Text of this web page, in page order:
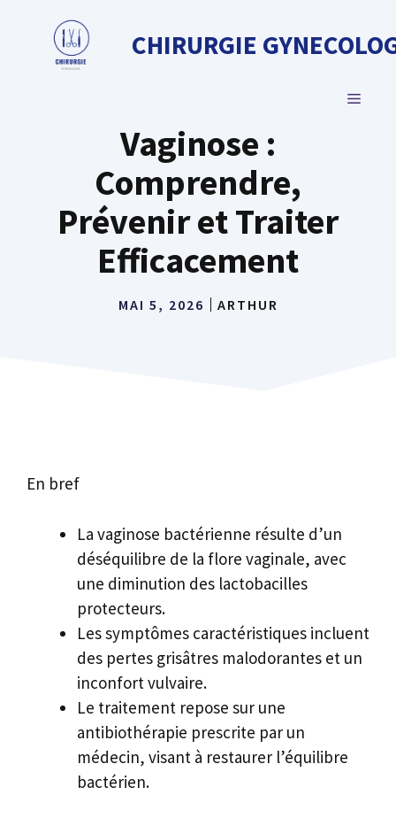
contenu
CHIRURGIE
MENU
Vaginose :
Comprendre,
Prévenir et Traiter
Efficacement
MAI 5, 2026 ARTHUR
En bref
La vaginose bactérienne résulte d’un
déséquilibre de la flore vaginale, avec
une diminution des lactobacilles
protecteurs.
Les symptômes caractéristiques incluent
des pertes grisâtres malodorantes et un
inconfort vulvaire.
Le traitement repose sur une
antibiothérapie prescrite par un
médecin, visant à restaurer l’équilibre
bactérien.